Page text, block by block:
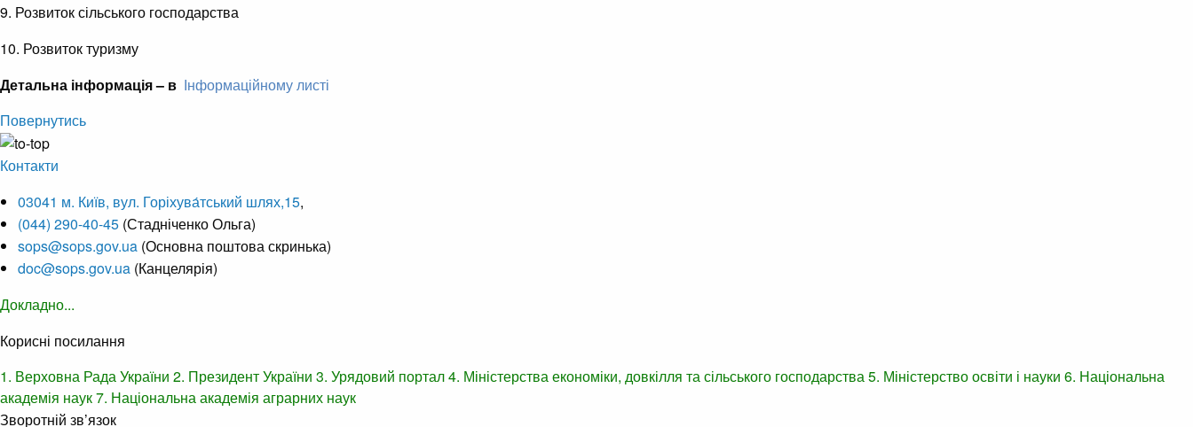
9. Розвиток сільського господарства
10. Розвиток туризму
Детальна інформація – в Інформаційному листі
Повернутись
Контакти
03041 м. Київ, вул. Горіхува́тський шлях,15,
(044) 290-40-45 (Стадніченко Ольга)
sops@sops.gov.ua (Основна поштова скринька)
doc@sops.gov.ua (Канцелярія)
Докладно...
Корисні посилання
1. Верховна Рада України 2. Президент України 3. Урядовий портал4. Міністерства економіки, довкілля та сільського господарства 5. Міністерство освіти і науки 6. Національна
академія наук7. Національна академія аграрних наук
Зворотній зв’язок